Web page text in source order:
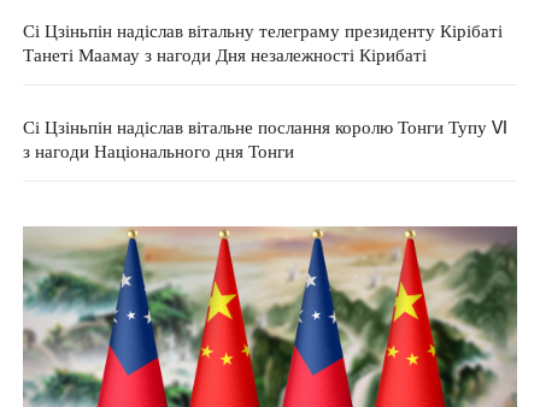
Сі Цзіньпін надіслав вітальну телеграму президенту Кірібаті
Танеті Маамау з нагоди Дня незалежності Кірибаті
Сі Цзіньпін надіслав вітальне послання королю Тонги Тупу VI
з нагоди Національного дня Тонги